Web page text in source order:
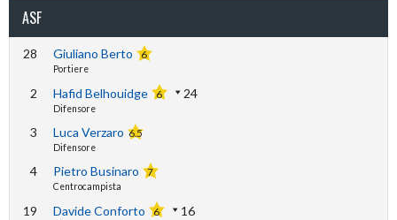
ASF
28 Giuliano Berto 6
Portiere
2 Hafid Belhouidge 6 24
Difensore
3 Luca Verzaro 6.5
Difensore
4 Pietro Businaro 7
Centrocampista
19 Davide Conforto 6 16